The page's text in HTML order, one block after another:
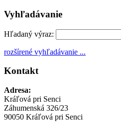
Vyhľadávanie
Hľadaný výraz:
rozšírené vyhľadávanie ...
Kontakt
Adresa:
Kráľová pri Senci
Záhumenská 326/23
90050 Kráľová pri Senci